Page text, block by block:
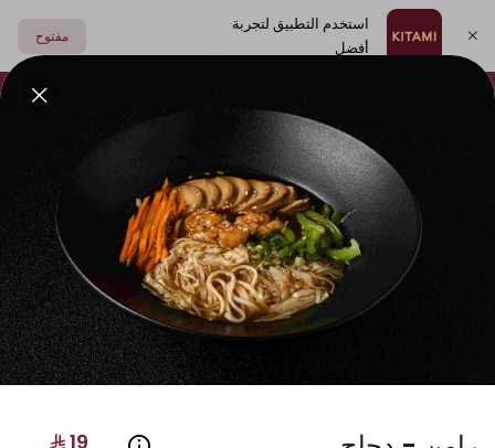
استخدم التطبيق لتجربة
أفضل
مفتوح
مشروبات الصوصات